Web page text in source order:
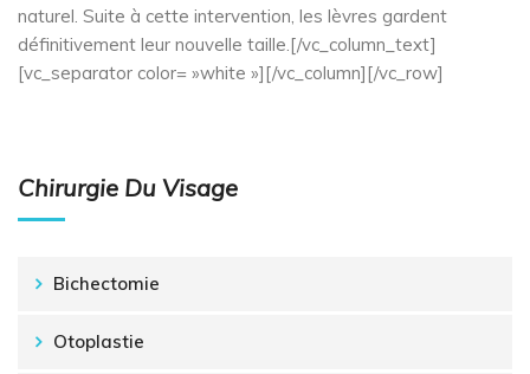
naturel. Suite à cette intervention, les lèvres gardent
définitivement leur nouvelle taille.[/vc_column_text]
[vc_separator color= »white »][/vc_column][/vc_row]
Chirurgie Du Visage
Bichectomie
Otoplastie